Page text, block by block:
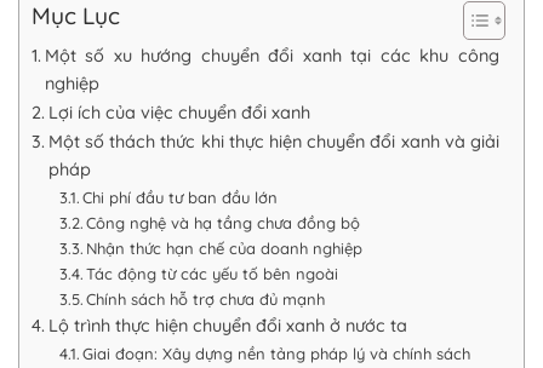
Mục Lục
Một số xu hướng chuyển đổi xanh tại các khu công
nghiệp
Lợi ích của việc chuyển đổi xanh
Một số thách thức khi thực hiện chuyển đổi xanh và giải
pháp
Chi phí đầu tư ban đầu lớn
Công nghệ và hạ tầng chưa đồng bộ
Nhận thức hạn chế của doanh nghiệp
Tác động từ các yếu tố bên ngoài
Chính sách hỗ trợ chưa đủ mạnh
Lộ trình thực hiện chuyển đổi xanh ở nước ta
Giai đoạn: Xây dựng nền tảng pháp lý và chính sách